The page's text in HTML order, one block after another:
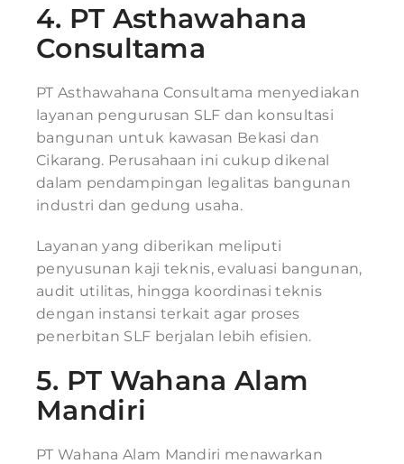
4. PT Asthawahana
Consultama
PT Asthawahana Consultama menyediakan
layanan pengurusan SLF dan konsultasi
bangunan untuk kawasan Bekasi dan
Cikarang. Perusahaan ini cukup dikenal
dalam pendampingan legalitas bangunan
industri dan gedung usaha.
Layanan yang diberikan meliputi
penyusunan kaji teknis, evaluasi bangunan,
audit utilitas, hingga koordinasi teknis
dengan instansi terkait agar proses
penerbitan SLF berjalan lebih efisien.
5. PT Wahana Alam
Mandiri
PT Wahana Alam Mandiri menawarkan